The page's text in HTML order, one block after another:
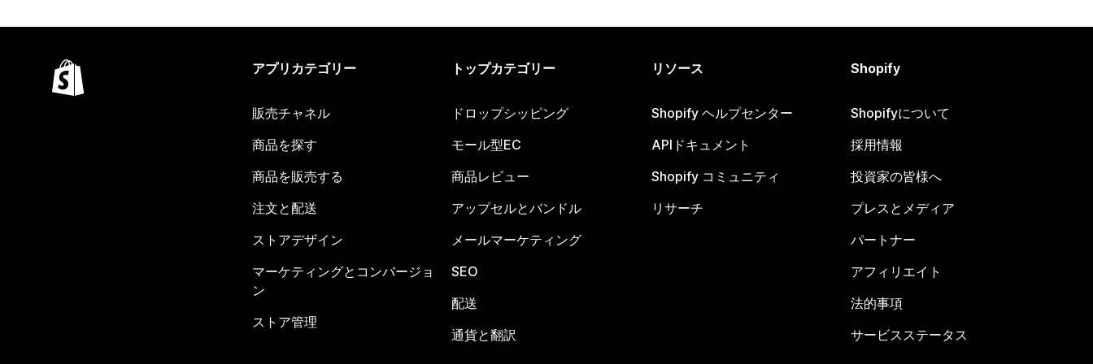
アプリカテゴリー
販売チャネル
商品を探す
商品を販売する
注文と配送
ストアデザイン
マーケティングとコンバージョ
ン
ストア管理
トップカテゴリー
ドロップシッピング
モール型EC
商品レビュー
アップセルとバンドル
メールマーケティング
SEO
配送
通貨と翻訳
リソース
Shopify ヘルプセンター
APIドキュメント
Shopify コミュニティ
リサーチ
Shopify
Shopifyについて
採用情報
投資家の皆様へ
プレスとメディア
パートナー
アフィリエイト
法的事項
サービスステータス